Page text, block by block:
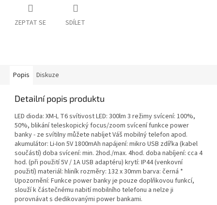
ZEPTAT SE SDÍLET
Popis Diskuze
Detailní popis produktu
LED dioda: XM-L T6 svítivost LED: 300lm 3 režimy svícení: 100%,
50%, blikání teleskopický focus/zoom svícení funkce power
banky - ze svítilny můžete nabíjet Váš mobilný telefon apod.
akumulátor: Li-Ion 5V 1800mAh napájení: mikro USB zdířka (kabel
součástí) doba svícení: min. 2hod./max. 4hod. doba nabíjení: cca 4
hod. (při použití 5V / 1A USB adaptéru) krytí: IP44 (venkovní
použití) materiál: hliník rozměry: 132 x 30mm barva: černá *
Upozornění: Funkce power banky je pouze doplňkovou funkcí,
slouží k částečnému nabití mobilního telefonu a nelze ji
porovnávat s dedikovanými power bankami.